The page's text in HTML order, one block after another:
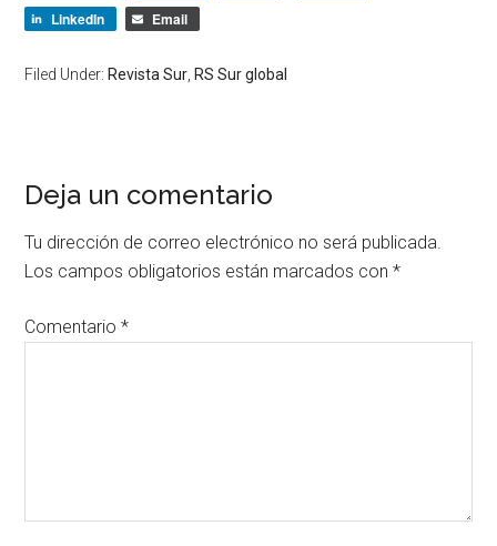
LinkedIn
Email
Filed Under: Revista Sur RS Sur global
Deja un comentario
Tu dirección de correo electrónico no será publicada.
Los campos obligatorios están marcados con*
Comentario*